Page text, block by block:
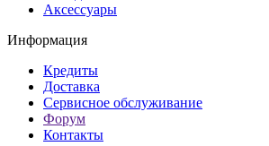
Аксессуары
Информация
Кредиты
Доставка
Сервисное обслуживание
Форум
Контакты